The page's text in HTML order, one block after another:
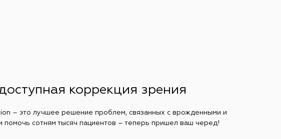
коррекция зрения
– это лучшее решение проблем, связанных с врожденными и
сотням тысяч пациентов – теперь пришел ваш черед!